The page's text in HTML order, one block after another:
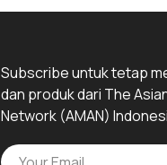
Subscribe untuk tetap
dan produk dari The
Network (AMAN)